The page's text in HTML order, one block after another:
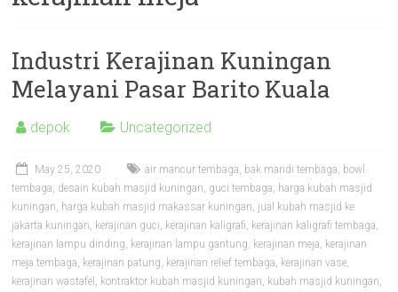
Industri Kerajinan Kuningan
Melayani Pasar Barito Kuala
depok Uncategorized
May 25, 2020 air mancur tembaga, bak mandi tembaga, bowl
tembaga, desain kubah masjid kuningan, guci tembaga, harga kubah masjid
kuningan, harga kubah masjid makassar kuningan, jual kubah masjid ke
jakarta kuningan, kerajinan guci, kerajinan kaligrafi, kerajinan kaligrafi tembaga,
kerajinan lampu dinding, kerajinan lampu gantung, kerajinan meja, kerajinan
meja tembaga, kerajinan patung, kerajinan relief tembaga, kerajinan vase,
kerajinan wastafel , kontraktor kubah masjid kuningan, kubah masjid kuningan,